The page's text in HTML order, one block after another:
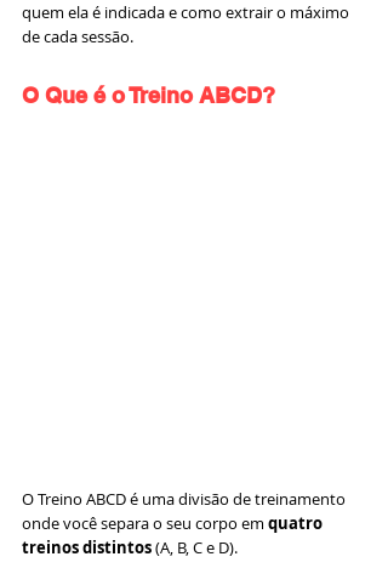
quem ela é indicada e como extrair o máximo
de cada sessão.
O Que é o Treino ABCD?
O Treino ABCD é uma divisão de treinamento
onde você separa o seu corpo em quatro
treinos distintos (A, B, C e D).